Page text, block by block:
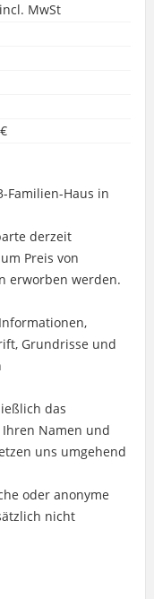
MwSt
Familien-Haus in
derzeit
Preis von
erworben werden.
Grundrisse und
das
Namen und
uns umgehend
oder anonyme
nicht